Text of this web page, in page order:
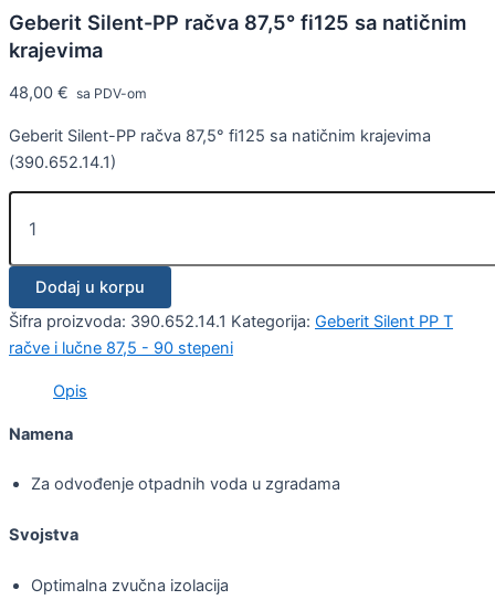
Geberit Silent-PP račva 87,5° fi125 sa natičnim
krajevima
48,00 € sa PDV-om
Geberit Silent-PP račva 87,5° fi125 sa natičnim krajevima
(390.652.14.1)
Dodaj u korpu
Šifra proizvoda: 390.652.14.1 Kategorija: Geberit Silent PP T
račve i lučne 87,5 - 90 stepeni
Opis
Namena
Za odvođenje otpadnih voda u zgradama
Svojstva
Optimalna zvučna izolacija